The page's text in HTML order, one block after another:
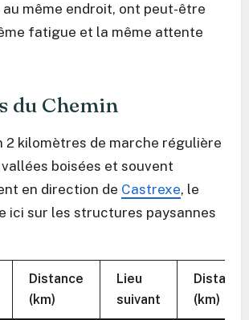
au même endroit, ont peut-être
fatigue et la même attente
du Chemin
2 kilomètres de marche régulière
boisées et souvent
en direction de Castrexe, le
ici sur les structures paysannes
Distance
(km)
Lieu
suivant
Distance
(km)